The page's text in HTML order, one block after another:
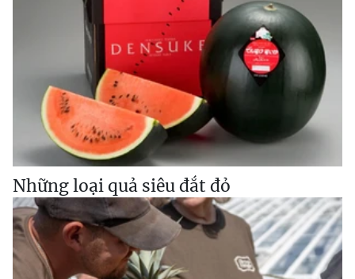
Những loại quả siêu đắt đỏ